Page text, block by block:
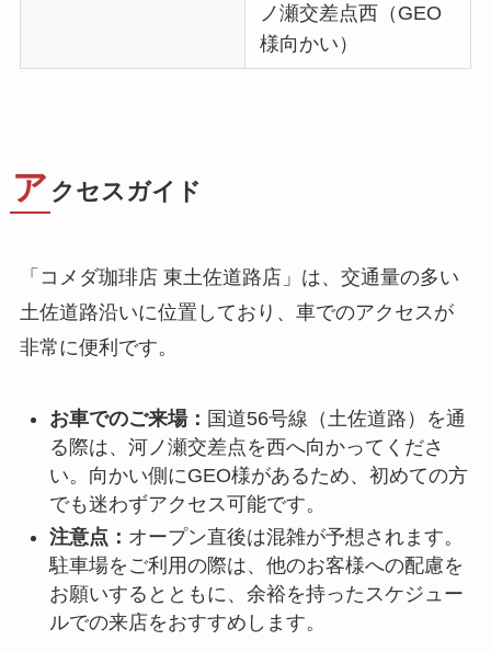
ノ瀬交差点西（GEO
様向かい）
ア クセスガイド
「コメダ珈琲店 東土佐道路店」は、交通量の多い
土佐道路沿いに位置しており、車でのアクセスが
非常に便利です。
お車でのご来場： 国道56号線（土佐道路）を通
る際は、河ノ瀬交差点を西へ向かってくださ
い。向かい側にGEO様があるため、初めての方
でも迷わずアクセス可能です。
注意点： オープン直後は混雑が予想されます。
駐車場をご利用の際は、他のお客様への配慮を
お願いするとともに、余裕を持ったスケジュー
ルでの来店をおすすめします。